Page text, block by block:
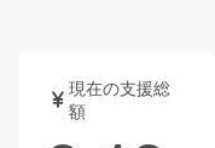
現在の支援総
額